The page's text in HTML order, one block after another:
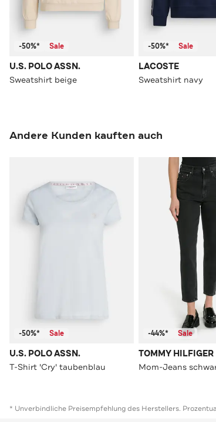
-50%* Sale
U.S. POLO ASSN.
Sweatshirt beige
-50%* Sale
LACOSTE
Sweatshirt navy
Andere Kunden kauften auch
-50%* Sale
U.S. POLO ASSN.
T-Shirt 'Cry' taubenblau
-44%* Sale
TOMMY HILFIGER
Mom-Jeans
* Unverbindliche Preisempfehlung des Herstellers.